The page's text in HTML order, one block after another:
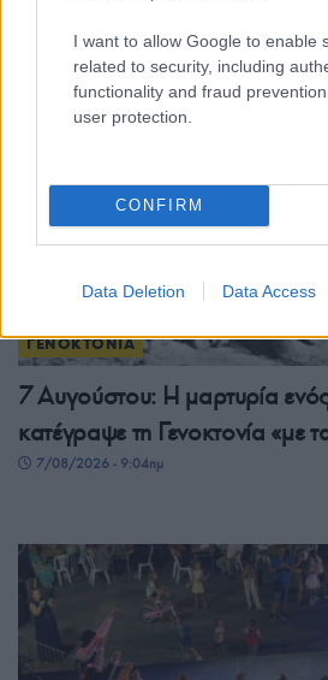
I want to allow Google to enable
related to security, including
functionality and fraud
user protection.
CONFIRM
Data Deletion Data Access
7/08/2026 - 2:58μμ
ΓΕΝΟΚΤΟΝΙΑ
7 Αυγούστου: Η μαρτυρία
κατέγραψε τη Γενοκτονία «με
7/08/2026 - 9:04πμ